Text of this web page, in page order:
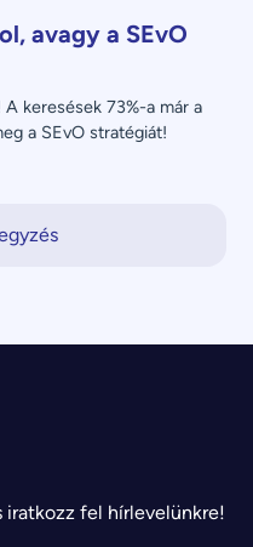
avagy a SEvO
keresések 73%-a már a
a SEvO stratégiát!
iratkozz fel hírlevelünkre!